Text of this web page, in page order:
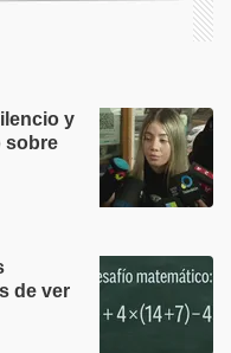
y
sobre
de ver